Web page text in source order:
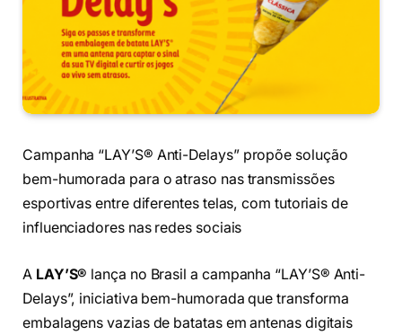
Campanha “LAY’S® Anti-Delays” propõe solução
bem-humorada para o atraso nas transmissões
esportivas entre diferentes telas, com tutoriais de
influenciadores nas redes sociais
A LAY’S® lança no Brasil a campanha “LAY’S® Anti-
Delays”, iniciativa bem-humorada que transforma
embalagens vazias de batatas em antenas digitais